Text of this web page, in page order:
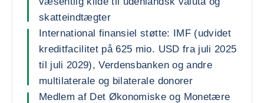
skatteindtægter
International finansiel støtte: IMF (udvidet
kreditfacilitet på 625 mio. USD fra juli 2025
til juli 2029), Verdensbanken og andre
multilaterale og bilaterale donorer
Medlem af Det Økonomiske og Monetære